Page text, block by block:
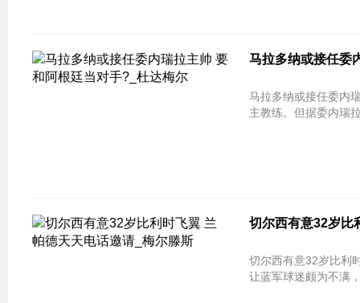
马拉多纳或接任委
马拉多纳或接任委内
主教练。但据委内瑞
切尔西有意32岁比
切尔西有意32岁比利
让蓝军球迷颇为不满